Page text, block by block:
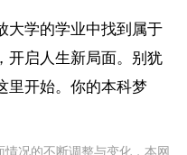
大学的学业中找到属于
开启人生新局面。别犹
里开始。你的本科梦
况的不断调整与变化，本网